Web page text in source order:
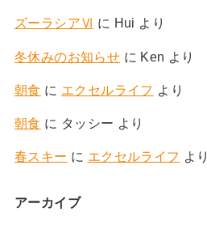
ズーラシアⅥ に Hui より
冬休みのお知らせ に Ken より
朝食 に エクセルライフ より
朝食 に タッシー より
春スキー に エクセルライフ より
アーカイブ